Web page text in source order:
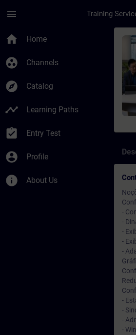
menu
home Home
group_work Channels
explore Catalog
timeline Learning Paths
assignment_turned_in Entry Test
account_circle Profile
info About Us
-
-
-
-
-
-
-
-
-